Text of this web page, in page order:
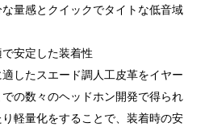
量感とクイックでタイトな低音域
安定した装着性
したスエード調人工皮革をイヤー
の数々のヘッドホン開発で得られ
軽量化をすることで、装着時の安